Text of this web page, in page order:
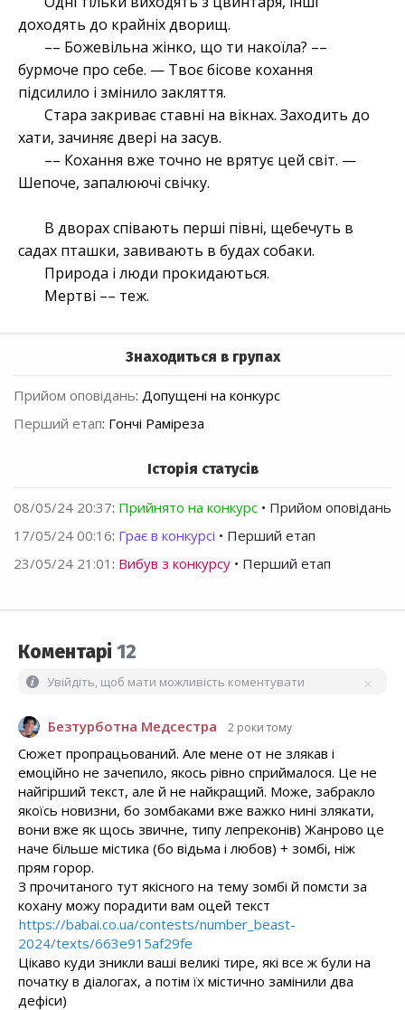
доходять до крайніх дворищ.
–– Божевільна жінко, що ти накоїла? ––
бурмоче про себе. — Твоє бісове кохання
підсилило і змінило закляття.
Стара закриває ставні на вікнах. Заходить до
хати, зачиняє двері на засув.
–– Кохання вже точно не врятує цей світ. —
Шепоче, запалюючі свічку.
В дворах співають перші півні, щебечуть в
садах пташки, завивають в будах собаки.
Природа і люди прокидаються.
Мертві –– теж.
Знаходиться в групах
Прийом оповідань: Допущені на конкурс
Перший етап: Гончі Раміреза
Історія статусів
08/05/24 20:37: Прийнято на конкурс • Прийом оповідань
17/05/24 00:16: Грає в конкурсі • Перший етап
23/05/24 21:01 : Вибув з конкурсу • Перший етап
Коментарі 12
Увійдіть, щоб мати можливість коментувати
Безтурботна Медсестра 2 роки тому
Сюжет пропрацьований. Але мене от не злякав і
емоційно не зачепило, якось рівно сприймалося. Це не
найгірший текст, але й не найкращий. Може, забракло
якоїсь новизни, бо зомбаками вже важко нині злякати,
вони вже як щось звичне, типу лепреконів) Жанрово це
наче більше містика (бо відьма і любов) + зомбі, ніж
прям горор.
З прочитаного тут якісного на тему зомбі й помсти за
кохану можу порадити вам оцей текст
https://babai.co.ua/contests/number_beast-
2024/texts/663e915af29fe
Цікаво куди зникли ваші великі тире, які все ж були на
початку в діалогах, а потім їх містично замінили два
дефіси)